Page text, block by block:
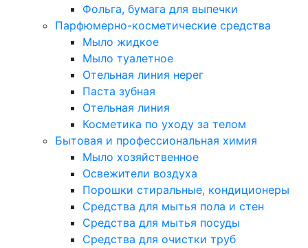
Фольга, бумага для выпечки
Парфюмерно-косметические средства
Мыло жидкое
Мыло туалетное
Отельная линия нерег
Паста зубная
Отельная линия
Косметика по уходу за телом
Бытовая и профессиональная химия
Мыло хозяйственное
Освежители воздуха
Порошки стиральные, кондиционеры
Средства для мытья пола и стен
Средства для мытья посуды
Средства для очистки труб